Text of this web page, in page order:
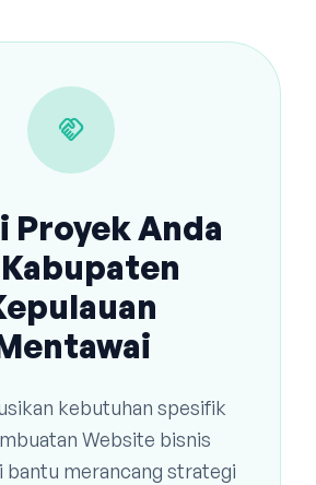
handshake
Proyek Anda
kebutuhan spesifik
Website bisnis
bantu merancang strategi